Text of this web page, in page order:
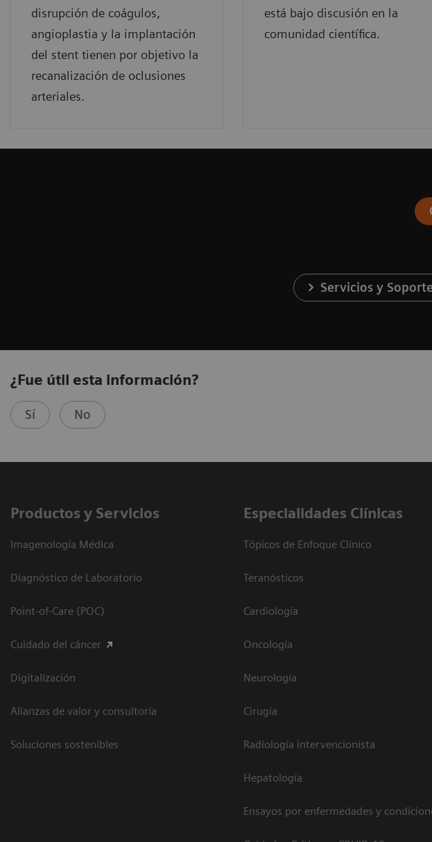
disrupción de coágulos,
angioplastia y la implantación
del stent tienen por objetivo la
recanalización de oclusiones
arteriales.
está bajo discusión en la
comunidad científica.
Servicios y
¿Fue útil esta información?
Sí No
Productos y Servicios
Imagenología Médica
Diagnóstico de Laboratorio
Point-of-Care (POC)
Cuidado del cáncer
Digitalización
Alianzas de valor y consultoría
Soluciones sostenibles
Especialidades Clínicas
Tópicos de Enfoque Clínico
Teranósticos
Cardiología
Oncología
Neurología
Cirugía
Radiología intervencionista
Hepatología
Ensayos por enfermedades y